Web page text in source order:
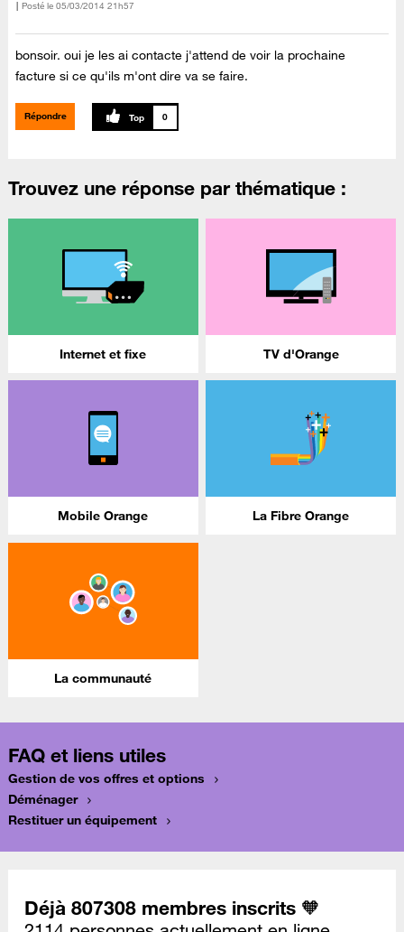
Posté le ‎05/03/2014 21h57
bonsoir. oui je les ai contacte j'attend de voir la prochaine
facture si ce qu'ils m'ont dire va se faire.
Répondre 0
Trouvez une réponse par thématique :
Internet et fixe TV d'Orange
Mobile Orange La Fibre Orange
La communauté
FAQ et liens utiles
Gestion de vos offres et options
Déménager
Restituer un équipement
Déjà 807308 membres inscrits 🧡